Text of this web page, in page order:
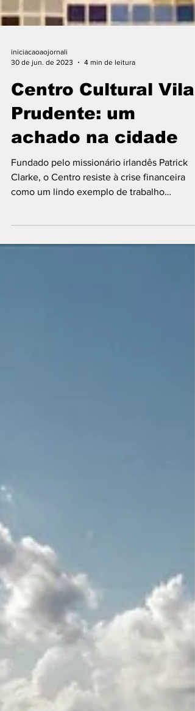
iniciacaoaojornali
Centro Cultural Vila
Prudente: um
achado na cidade
Fundado pelo missionário irlandês Patrick
Clarke, o Centro resiste à crise financeira
comunitário...